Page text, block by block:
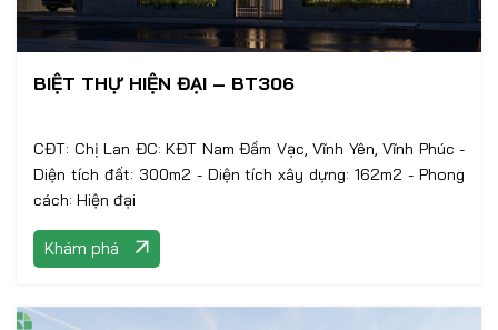
BIỆT THỰ HIỆN ĐẠI – BT306
CĐT: Chị Lan ĐC: KĐT Nam Đầm Vạc, Vĩnh Yên, Vĩnh Phúc -
Diện tích đất: 300m2 - Diện tích xây dựng: 162m2 - Phong
cách: Hiện đại
Khám phá